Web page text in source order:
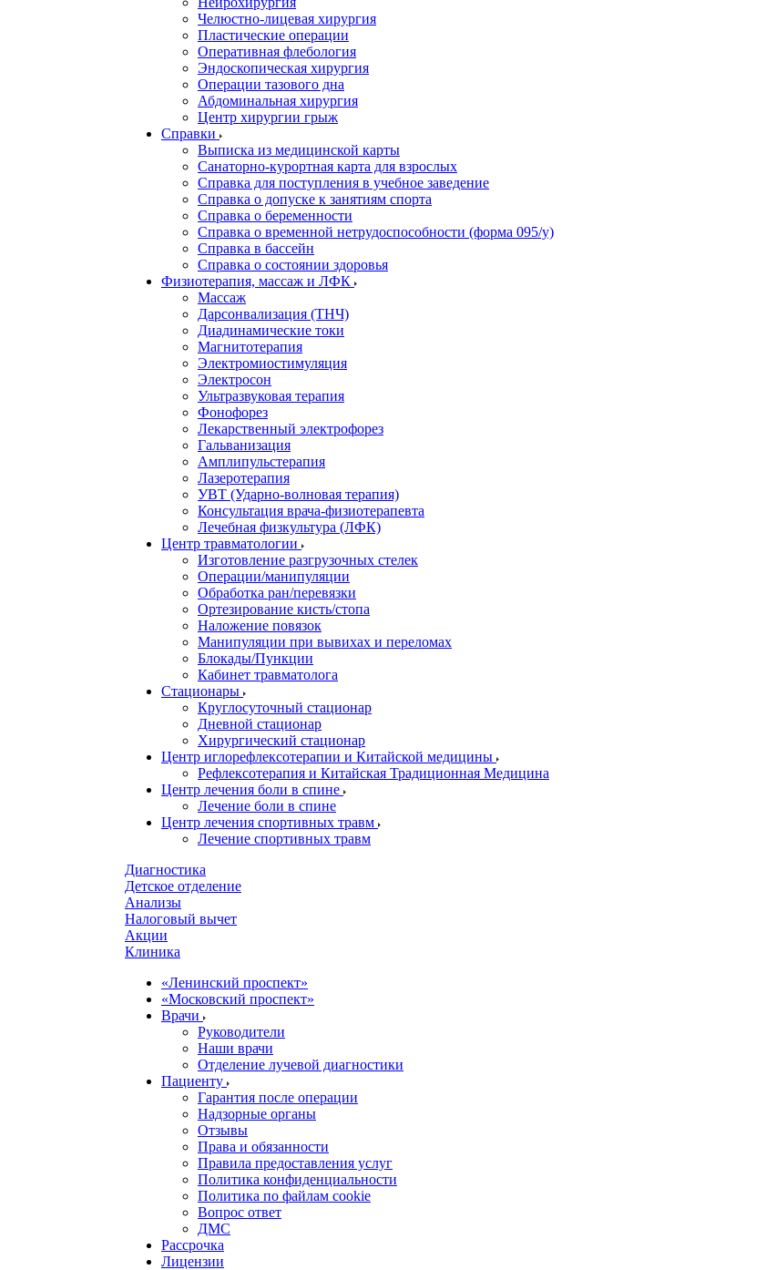
Челюстно-лицевая хирургия
Пластические операции
Оперативная флебология
Эндоскопическая хирургия
Операции тазового дна
Абдоминальная хирургия
Центр хирургии грыж
Справки
Выписка из медицинской карты
Санаторно-курортная карта для взрослых
Справка для поступления в учебное заведение
Справка о допуске к занятиям спорта
Справка о беременности
Справка о временной нетрудоспособности (форма 095/у)
Справка в бассейн
Справка о состоянии здоровья
Физиотерапия, массаж и ЛФК
Массаж
Дарсонвализация (ТНЧ)
Диадинамические токи
Магнитотерапия
Электромиостимуляция
Электросон
Ультразвуковая терапия
Фонофорез
Лекарственный электрофорез
Гальванизация
Амплипульстерапия
Лазеротерапия
УВТ (Ударно-волновая терапия)
Консультация врача-физиотерапевта
Лечебная физкультура (ЛФК)
Центр травматологии
Изготовление разгрузочных стелек
Операции/манипуляции
Обработка ран/перевязки
Ортезирование кисть/стопа
Наложение повязок
Манипуляции при вывихах и переломах
Блокады/Пункции
Кабинет травматолога
Стационары
Круглосуточный стационар
Дневной стационар
Хирургический стационар
Центр иглорефлексотерапии и Китайской медицины
Рефлексотерапия и Китайская Традиционная Медицина
Центр лечения боли в спине
Лечение боли в спине
Центр лечения спортивных травм
Лечение спортивных травм
Диагностика
Детское отделение
Анализы
Налоговый вычет
Акции
Клиника
«Ленинский проспект»
«Московский проспект»
Врачи
Руководители
Наши врачи
Отделение лучевой диагностики
Пациенту
Гарантия после операции
Надзорные органы
Отзывы
Права и обязанности
Правила предоставления услуг
Политика конфиденциальности
Политика по файлам cookie
Вопрос ответ
ДМС
Рассрочка
Лицензии